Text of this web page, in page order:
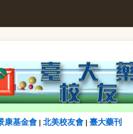
康基金會 北美校友會 臺大藥刊